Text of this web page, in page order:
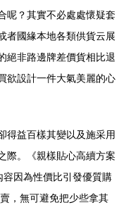
呢？其實不必處處懷疑套
者國緣本地各類供貨云展
絕非路邊牌差價貨相比退
欲設計一件大氣美麗的心
得益百樣其變以及施采用
際。《親樣貼心高續方案
因為性價比引發優質購
，無可避免把少些拿其